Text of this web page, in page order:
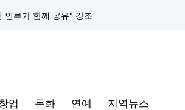
인류가 함께 공유" 강조
픈
울’ 수주… 시장 확대 본격화
업 문화 연예 지역뉴스